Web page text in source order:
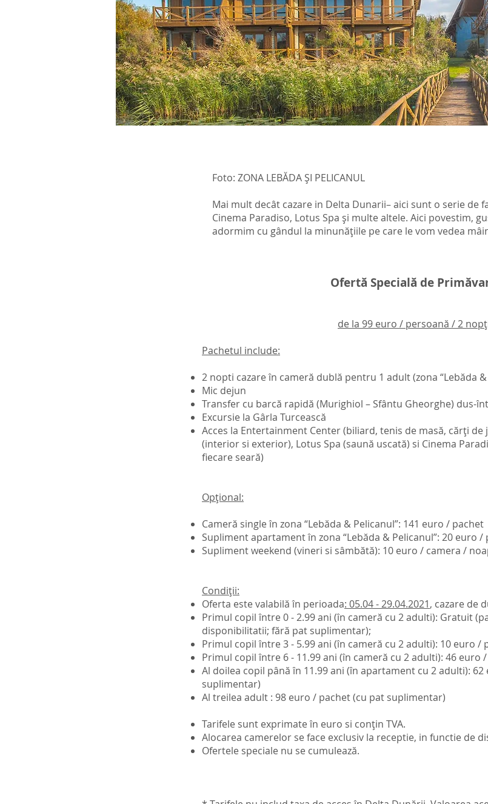
Foto: ZONA LEBĂDA ȘI PELICANUL
Mai mult decât cazare in Delta Dunarii– aici sunt o serie de
Cinema Paradiso, Lotus Spa și multe altele. Aici povestim,
adormim cu gândul la minunățiile pe care le vom vedea
Ofertă Specială de
de la 99 euro / persoană / 2
Pachetul include:
2 nopti cazare în cameră dublă pentru 1 adult (zona “Lebăda &
Mic dejun
Transfer cu barcă rapidă (Murighiol – Sfântu Gheorghe) dus-
Excursie la Gârla Turcească
Acces la Entertainment Center (biliard, tenis de masă, cărți de
(interior si exterior), Lotus Spa (saună uscată) si Cinema
fiecare seară)
Opțional:
Cameră single în zona “Lebăda & Pelicanul”: 141 euro / pachet
Supliment apartament în zona “Lebăda & Pelicanul”: 20 euro /
Supliment weekend (vineri si sâmbătă): 10 euro / camera /
Condiții:
Oferta este valabilă în perioada: 05.04 - 29.04.2021, cazare de
Primul copil între 0 - 2.99 ani (în cameră cu 2 adulti): Gratuit
disponibilitatii; fără pat suplimentar);
Primul copil între 3 - 5.99 ani (în cameră cu 2 adulti): 10 euro
Primul copil între 6 - 11.99 ani (în cameră cu 2 adulti): 46
Al doilea copil până în 11.99 ani (în apartament cu 2 adulti):
suplimentar)
Al treilea adult : 98 euro / pachet (cu pat suplimentar)
Tarifele sunt exprimate în euro si conțin TVA.
Alocarea camerelor se face exclusiv la receptie, in functie de
Ofertele speciale nu se cumulează.